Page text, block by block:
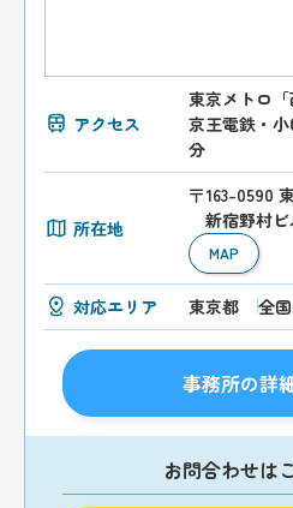
アクセス
東京メトロ
京王電鉄・
分
所在地
〒163-0590
新宿野村ビ
MAP
対応エリア 東京都 全
事務所の詳
お問合わせは